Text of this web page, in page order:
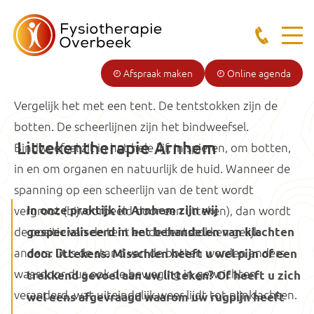
Afspraak maken Online agenda
Littekentherapie Arnhem
In onze praktijk in Arnhem zijn wij
gespecialiseerd in het behandelen van klachten
door littekens. Misschien heeft u wel pijn of een
trekkend gevoel aan uw litteken? Of heeft u zich
wel eens afgevraagd waarom uw rugpijn heeft
Een duidelijke vergelijking
Vergelijk het met een tent. De tentstokken zijn de
botten. De scheerlijnen zijn het bindweefsel.
Bindweefsel zit in het hele lijf, in spieren, om botten,
in en om organen en natuurlijk de huid. Wanneer de
spanning op een scheerlijn van de tent wordt
vergroot (bijvoorbeeld door een litteken), dan wordt
de positie van de tent en de tentstokken gelijk
anders. Dus de stand van de botten worden anders
waardoor dus ook de beweging in gewrichten
veranderd, wat uiteindelijk weer lijdt tot pijnklachten.